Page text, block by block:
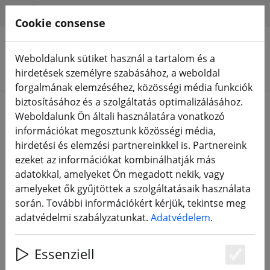
Termékek keresése
ZURÜCK ZUM BLOG
Affiliate program
28.06.22
Cookie consense
Weboldalunk sütiket használ a tartalom és a
hirdetések személyre szabásához, a weboldal
forgalmának elemzéséhez, közösségi média funkciók
biztosításához és a szolgáltatás optimalizálásához.
Weboldalunk Ön általi használatára vonatkozó
információkat megosztunk közösségi média,
hirdetési és elemzési partnereinkkel is. Partnereink
ezeket az információkat kombinálhatják más
adatokkal, amelyeket Ön megadott nekik, vagy
amelyeket ők gyűjtöttek a szolgáltatásaik használata
során. További információkért kérjük, tekintse meg
adatvédelmi szabályzatunkat. Adatvédelem.
Essenziell